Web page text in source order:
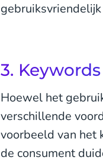
3.
Hoewel het
verschillende
voorbeeld van het
de consument